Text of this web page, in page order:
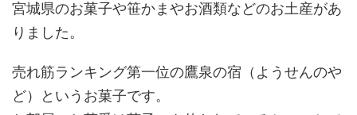
宮城県のお菓子や笹かまやお酒類などのお土産があ
りました。
売れ筋ランキング第一位の鷹泉の宿（ようせんのや
ど）というお菓子です。